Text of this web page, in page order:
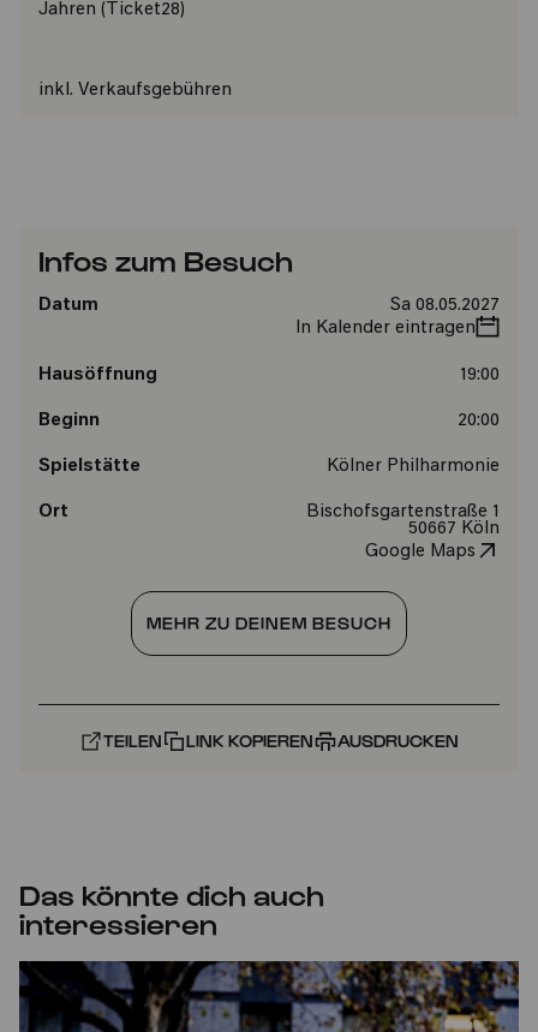
Jahren (Ticket28)
inkl. Verkaufsgebühren
Infos zum Besuch
Datum
Sa 08.05.2027
In Kalender eintragen
Hausöffnung 19:00
Beginn 20:00
Spielstätte Kölner Philharmonie
Ort
Bischofsgartenstraße 1
50667 Köln
Google Maps
MEHR ZU DEINEM BESUCH
TEILEN LINK KOPIEREN AUSDRUCKEN
Das könnte dich auch
interessieren